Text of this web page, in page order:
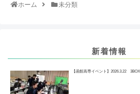
ホーム 未分類
新着情報
【函館高専イベント】2026.3.22